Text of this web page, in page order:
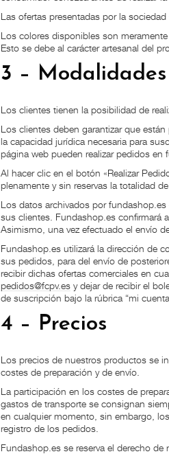
Las ofertas presentadas por la
Los colores disponibles son
Esto se debe al carácter artesanal del
3 –
Los clientes tienen la posibilidad de
Los clientes deben garantizar que
la capacidad jurídica necesaria para
página web pueden realizar pedidos en
Al hacer clic en el botón «Realizar
plenamente y sin reservas la totalidad
Los datos archivados por
sus clientes. Fundashop.es confirmará
Asimismo, una vez efectuado el envío
Fundashop.es utilizará la dirección de
sus pedidos, para del envío de
recibir dichas ofertas comerciales en
pedidos@fcpv.es y dejar de recibir el
de suscripción bajo la rúbrica “mi
4 – Precios
Los precios de nuestros productos se
costes de preparación y de envío.
La participación en los costes de
gastos de transporte se consignan
en cualquier momento, sin embargo,
registro de los pedidos.
Fundashop.es se reserva el derecho